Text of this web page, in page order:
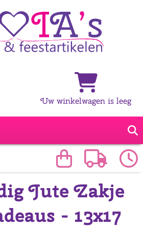
Uw winkelwagen is leeg
Jute Zakje
- 13x17